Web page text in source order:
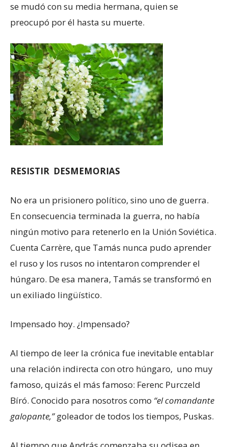
se mudó con su media hermana, quien se
preocupó por él hasta su muerte.
RESISTIR DESMEMORIAS
No era un prisionero político, sino uno de guerra.
En consecuencia terminada la guerra, no había
ningún motivo para retenerlo en la Unión Soviética.
Cuenta Carrère, que Tamás nunca pudo aprender
el ruso y los rusos no intentaron comprender el
húngaro. De esa manera, Tamás se transformó en
un exiliado lingüístico.
Impensado hoy. ¿Impensado?
Al tiempo de leer la crónica fue inevitable entablar
una relación indirecta con otro húngaro, uno muy
famoso, quizás el más famoso: Ferenc Purczeld
Bíró. Conocido para nosotros como “el comandante
galopante,”goleador de todos los tiempos, Puskas.